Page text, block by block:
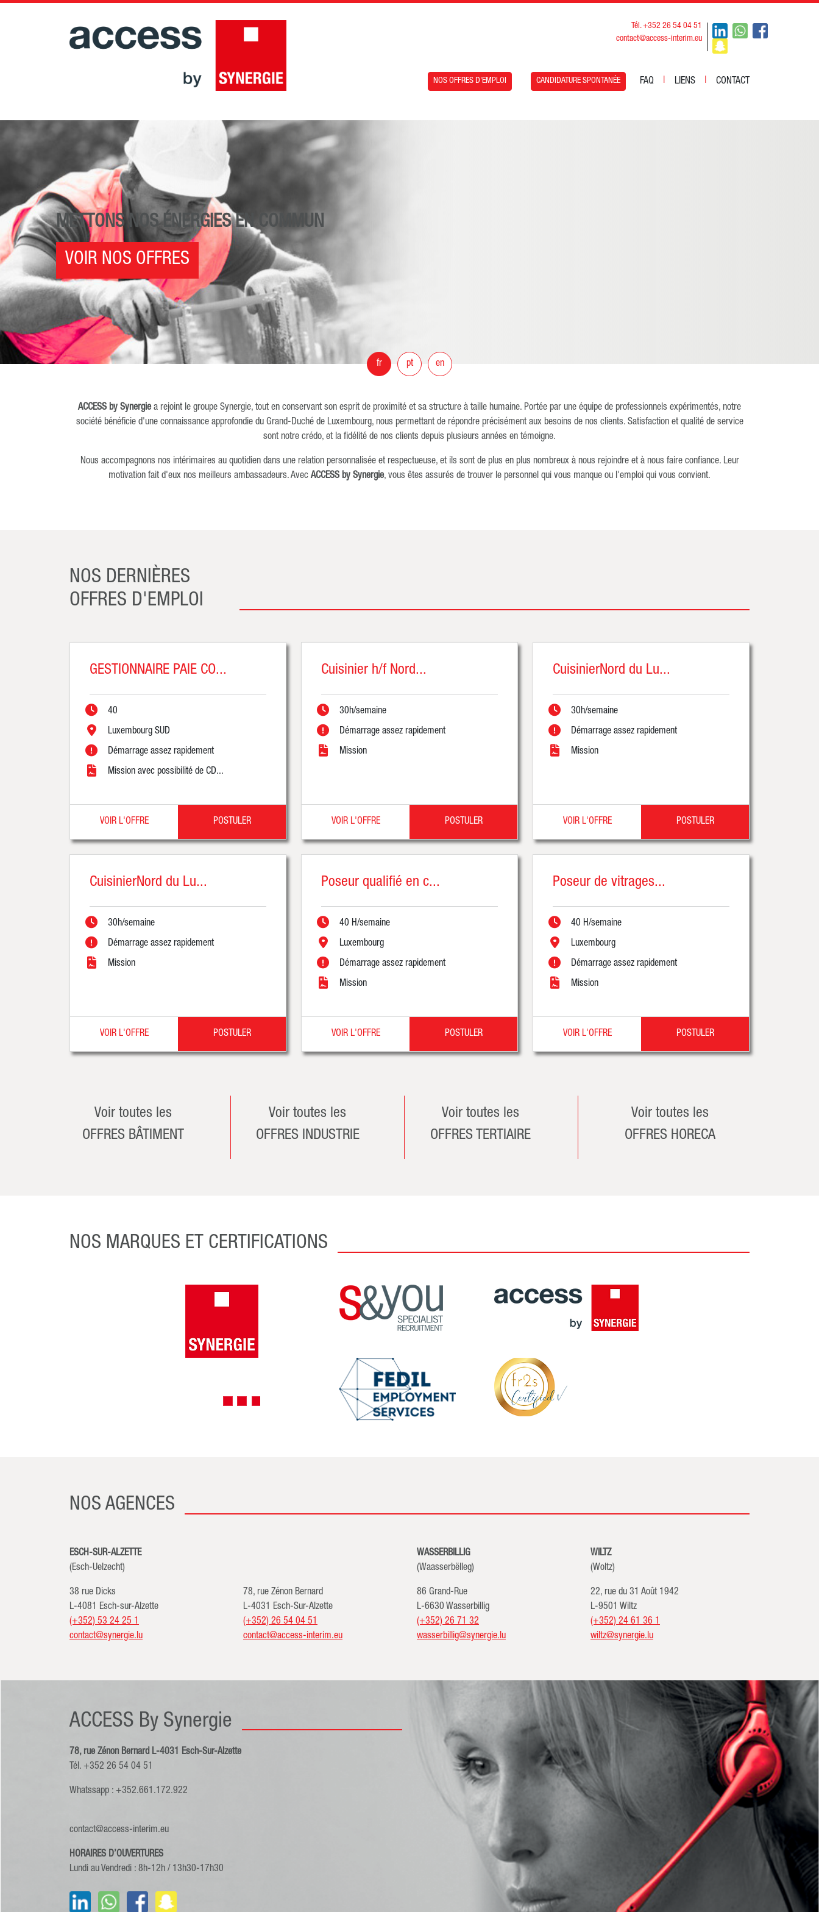
Tél. +352 26 54 04 51
contact@access-interim.eu
NOS OFFRES D'EMPLOI CANDIDATURE SPONTANÉE FAQ | LIENS | CONTACT
METTONS NOS ÉNERGIES EN COMMUN
VOIR NOS OFFRES
fr pt en
ACCESS by Synergiea rejoint le groupe Synergie, tout en conservant son esprit de proximité et sa structure à taille humaine. Portée par une équipe de professionnels expérimentés, notre
société bénéficie d'une connaissance approfondie du Grand-Duché de Luxembourg, nous permettant de répondre précisément aux besoins de nos clients. Satisfaction et qualité de service
sont notre crédo, et la fidélité de nos clients depuis plusieurs années en témoigne.
Nous accompagnons nos intérimaires au quotidien dans une relation personnalisée et respectueuse, et ils sont de plus en plus nombreux à nous rejoindre et à nous faire confiance. Leur
motivation fait d'eux nos meilleurs ambassadeurs. Avec ACCESS by Synergie, vous êtes assurés de trouver le personnel qui vous manque ou l'emploi qui vous convient.
NOS DERNIÈRES
OFFRES D'EMPLOI
GESTIONNAIRE PAIE CO...
40
Luxembourg SUD
Démarrage assez rapidement
Mission avec possibilité de CD...
VOIR L'OFFRE POSTULER
Cuisinier h/f Nord...
30h/semaine
Démarrage assez rapidement
Mission
VOIR L'OFFRE POSTULER
CuisinierNord du Lu...
30h/semaine
Démarrage assez rapidement
Mission
VOIR L'OFFRE POSTULER
CuisinierNord du Lu...
30h/semaine
Démarrage assez rapidement
Mission
VOIR L'OFFRE POSTULER
Poseur qualifié en c...
40 H/semaine
Luxembourg
Démarrage assez rapidement
Mission
VOIR L'OFFRE POSTULER
Poseur de vitrages...
40 H/semaine
Luxembourg
Démarrage assez rapidement
Mission
VOIR L'OFFRE POSTULER
Voir toutes les
OFFRES BÂTIMENT
Voir toutes les
OFFRES INDUSTRIE
Voir toutes les
OFFRES TERTIAIRE
Voir toutes les
OFFRES HORECA
NOS MARQUES ET CERTIFICATIONS
NOS AGENCES
ESCH-SUR-ALZETTE
(Esch-Uelzecht)
38 rue Dicks
L-4081 Esch-sur-Alzette
(+352) 53 24 25 1
contact@synergie.lu
78, rue Zénon Bernard
L-4031 Esch-Sur-Alzette
(+352) 26 54 04 51
contact@access-interim.eu
WASSERBILLIG
(Waasserbëlleg)
86 Grand-Rue
L-6630 Wasserbillig
(+352) 26 71 32
wasserbillig@synergie.lu
WILTZ
(Woltz)
22, rue du 31 Août 1942
L-9501 Wiltz
(+352) 24 61 36 1
wiltz@synergie.lu
ACCESS By Synergie
78, rue Zénon Bernard L-4031 Esch-Sur-Alzette
Tél. +352 26 54 04 51
Whatssapp : +352.661.172.922
contact@access-interim.eu
HORAIRES D’OUVERTURES
Lundi au Vendredi : 8h-12h / 13h30-17h30